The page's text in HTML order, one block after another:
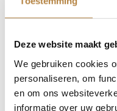
Deze website maakt
We gebruiken cookies
personaliseren, om
en om ons
informatie over uw
maar controleer bij
Een proefrit levert